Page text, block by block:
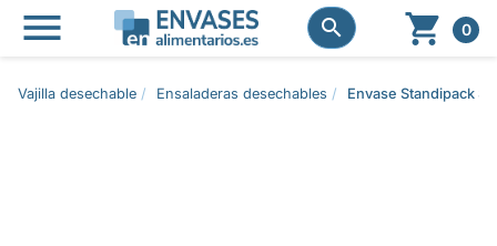
 
  0
Vajilla desechable Ensaladeras desechables Envase Standipack